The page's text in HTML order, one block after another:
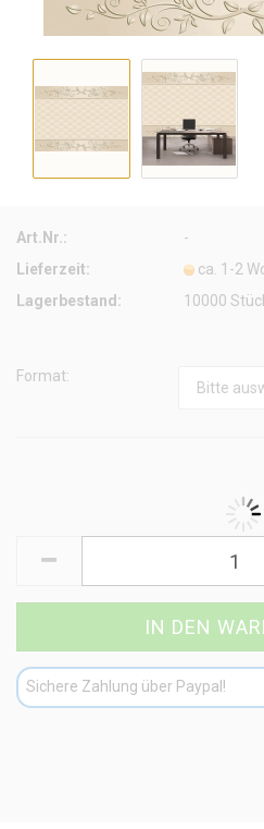
Art.Nr.:
-
Lieferzeit:
ca. 1-2
Lagerbestand: 10000
Format:
Sichere Zahlung über Paypal!